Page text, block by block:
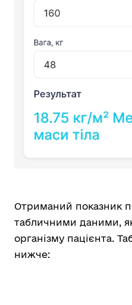
Отриманий показник
табличними даними,
організму пацієнта.
нижче: